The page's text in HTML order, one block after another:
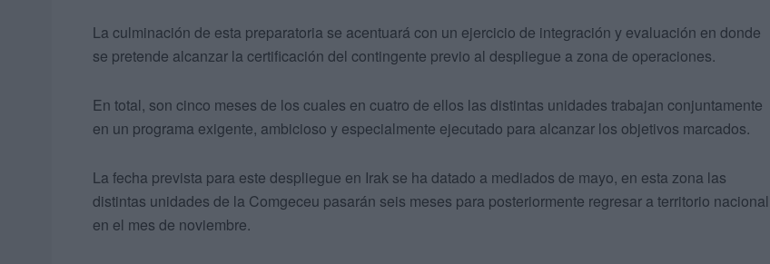
La culminación de esta preparatoria se acentuará con un ejercicio de integración y evaluación en donde
se pretende alcanzar la certificación del contingente previo al despliegue a zona de operaciones.
En total, son cinco meses de los cuales en cuatro de ellos las distintas unidades trabajan conjuntamente
en un programa exigente, ambicioso y especialmente ejecutado para alcanzar los objetivos marcados.
La fecha prevista para este despliegue en Irak se ha datado a mediados de mayo, en esta zona las
distintas unidades de la Comgeceu pasarán seis meses para posteriormente regresar a territorio nacional
en el mes de noviembre.